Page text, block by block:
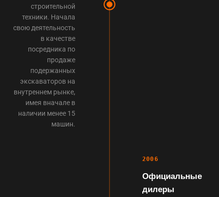
строительной
техники. Начала
свою деятельность
в качестве
посредника по
продаже
подержанных
экскаваторов на
внутреннем рынке,
имея вначале в
наличии менее 15
машин.
2006
Официальные
дилеры